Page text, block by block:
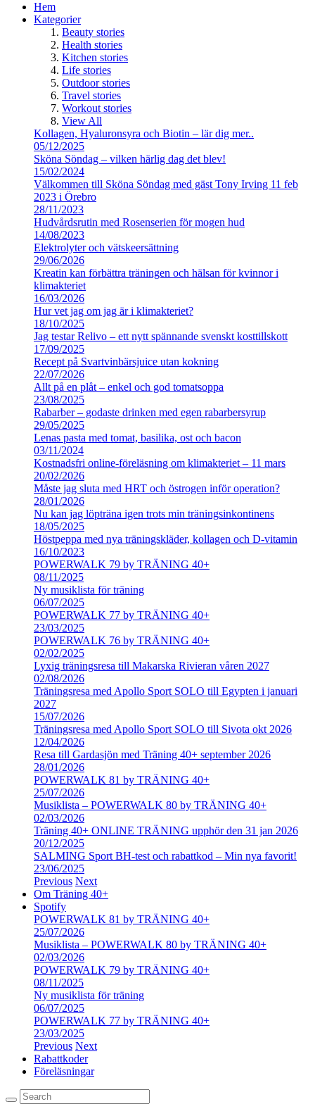
Hem
Kategorier
Beauty stories
Health stories
Kitchen stories
Life stories
Outdoor stories
Travel stories
Workout stories
View All
Kollagen, Hyaluronsyra och Biotin – lär dig mer..
05/12/2025
Sköna Söndag – vilken härlig dag det blev!
15/02/2024
Välkommen till Sköna Söndag med gäst Tony Irving 11 feb
2023 i Örebro
28/11/2023
Hudvårdsrutin med Rosenserien för mogen hud
14/08/2023
Elektrolyter och vätskeersättning
29/06/2026
Kreatin kan förbättra träningen och hälsan för kvinnor i
klimakteriet
16/03/2026
Hur vet jag om jag är i klimakteriet?
18/10/2025
Jag testar Relivo – ett nytt spännande svenskt kosttillskott
17/09/2025
Recept på Svartvinbärsjuice utan kokning
22/07/2026
Allt på en plåt – enkel och god tomatsoppa
23/08/2025
Rabarber – godaste drinken med egen rabarbersyrup
29/05/2025
Lenas pasta med tomat, basilika, ost och bacon
03/11/2024
Kostnadsfri online-föreläsning om klimakteriet – 11 mars
20/02/2026
Måste jag sluta med HRT och östrogen inför operation?
28/01/2026
Nu kan jag löpträna igen trots min träningsinkontinens
18/05/2025
Höstpeppa med nya träningskläder, kollagen och D-vitamin
16/10/2023
POWERWALK 79 by TRÄNING 40+
08/11/2025
Ny musiklista för träning
06/07/2025
POWERWALK 77 by TRÄNING 40+
23/03/2025
POWERWALK 76 by TRÄNING 40+
02/02/2025
Lyxig träningsresa till Makarska Rivieran våren 2027
02/08/2026
Träningsresa med Apollo Sport SOLO till Egypten i januari
2027
15/07/2026
Träningsresa med Apollo Sport SOLO till Sivota okt 2026
12/04/2026
Resa till Gardasjön med Träning 40+ september 2026
28/01/2026
POWERWALK 81 by TRÄNING 40+
25/07/2026
Musiklista – POWERWALK 80 by TRÄNING 40+
02/03/2026
Träning 40+ ONLINE TRÄNING upphör den 31 jan 2026
20/12/2025
SALMING Sport BH-test och rabattkod – Min nya favorit!
23/06/2025
Previous Next
Om Träning 40+
Spotify
POWERWALK 81 by TRÄNING 40+
25/07/2026
Musiklista – POWERWALK 80 by TRÄNING 40+
02/03/2026
POWERWALK 79 by TRÄNING 40+
08/11/2025
Ny musiklista för träning
06/07/2025
POWERWALK 77 by TRÄNING 40+
23/03/2025
Previous Next
Rabattkoder
Föreläsningar